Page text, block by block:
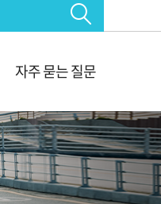
자주 묻는 질문